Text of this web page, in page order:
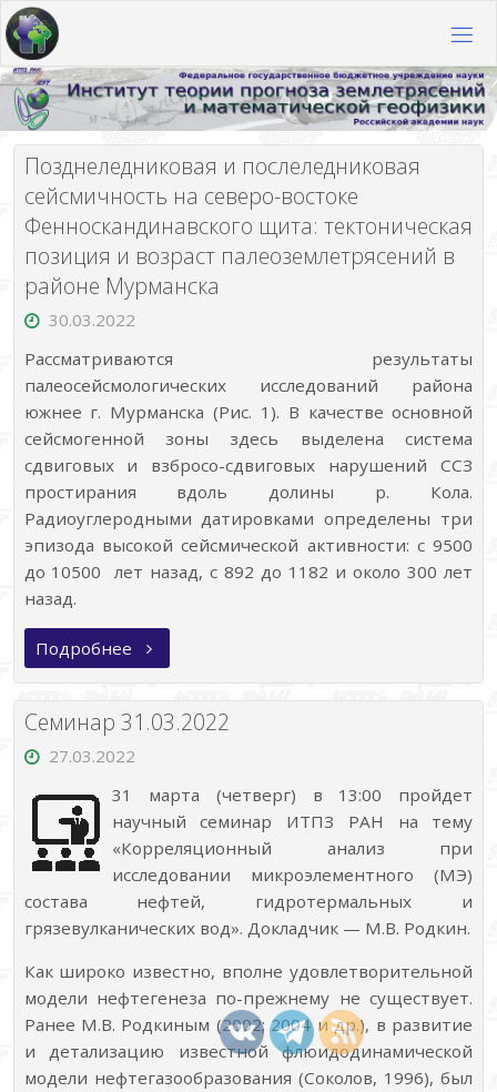
Перейти
к
содержимому
Позднеледниковая и послеледниковая
сейсмичность на северо-востоке
Фенноскандинавского щита: тектоническая
позиция и возраст палеоземлетрясений в
районе Мурманска
30.03.2022
Рассматриваются результаты
палеосейсмологических исследований района
южнее г. Мурманска (Рис. 1). В качестве основной
сейсмогенной зоны здесь выделена система
сдвиговых и взбросо-сдвиговых нарушений ССЗ
простирания вдоль долины р. Кола.
Радиоуглеродными датировками определены три
эпизода высокой сейсмической активности: с 9500
до 10500 лет назад, с 892 до 1182 и около 300 лет
назад.
Подробнее «Позднеледниковая
и
послеледниковая
сейсмичность
на
северо-
востоке
Фенноскандинавского
тектоническая
позиция
и
возраст
палеоземлетрясений
в
районе
Мурманска»
Семинар 31.03.2022
27.03.2022
31 марта (четверг) в 13:00 пройдет
научный семинар ИТПЗ РАН на тему
«Корреляционный анализ при
исследовании микроэлементного (МЭ)
состава нефтей, гидротермальных и
грязевулканических вод». Докладчик — М.В. Родкин.
Как широко известно, вполне удовлетворительной
модели нефтегенеза по-прежнему не существует.
Ранее М.В. Родкиным (2002; 2004 и др.), в развитие
и детализацию известной флюидодинамической
модели нефтегазообразования (Соколов, 1996), был